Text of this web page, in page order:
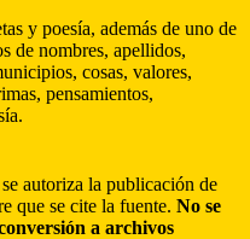
y poesía, además de uno de
de nombres, apellidos,
cosas, valores,
pensamientos,
autoriza la publicación de
que se cite la fuente. No se
a archivos